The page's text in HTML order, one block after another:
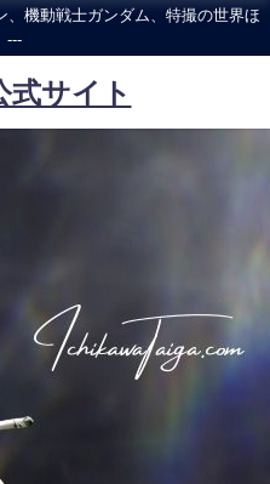
、機動戦士ガンダム、特撮の世界ほ
式サイト